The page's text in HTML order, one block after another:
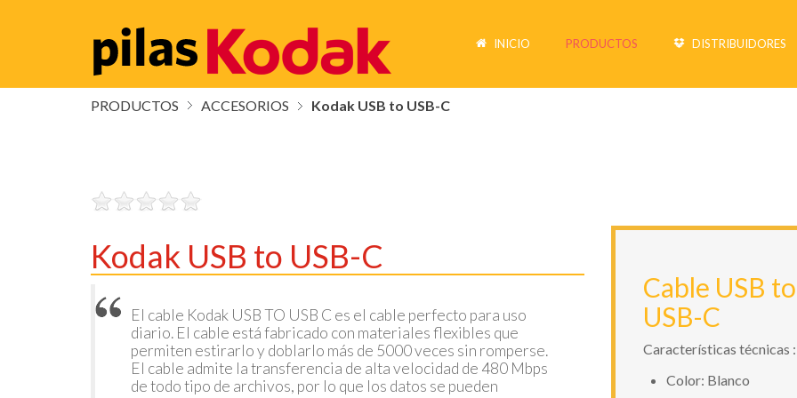
INICIO PRODUCTOS DISTRIBUIDORES
PRODUCTOS ACCESORIOS Kodak USB to USB-C
Kodak USB to USB-C
El cable Kodak USB TO USB C es el cable perfecto para uso
diario. El cable está fabricado con materiales flexibles que
permiten estirarlo y doblarlo más de 5000 veces sin romperse.
El cable admite la transferencia de alta velocidad de 480 Mbps
de todo tipo de archivos, por lo que los datos se pueden
Cable USB to
USB-C
Características técnicas :
Color: Blanco